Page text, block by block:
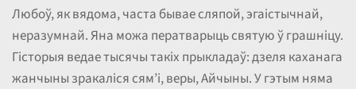
Любоў, як вядома, часта бывае сляпой, эгаістычнай,
неразумнай. Яна можа ператварыць святую ў грашніцу.
Гісторыя ведае тысячы такіх прыкладаў: дзеля каханага
жанчыны зракаліся сям’і, веры, Айчыны. У гэтым няма